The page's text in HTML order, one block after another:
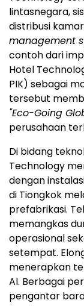
lintasnegara,
distribusi
management
contoh dari
Hotel
PIK) sebagai
tersebut
"Eco-Going
perusahaan
Di bidang
Technology
dengan
di Tiongkok
prefabrikasi.
memangkas
operasional
setempat.
menerapkan
AI. Berbagai
pengantar